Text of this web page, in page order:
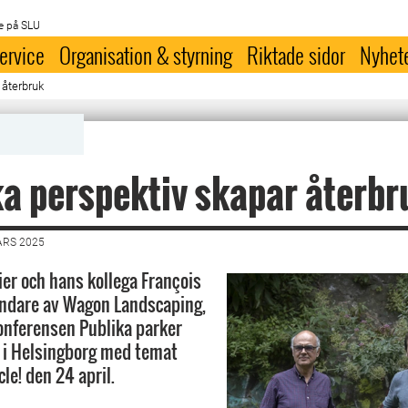
på SLU
Organisation & styrning Riktade sidor
perspektiv skapar
2025
och hans kollega François
av Wagon Landscaping,
Publika parker
Helsingborg med temat
den 24 april.